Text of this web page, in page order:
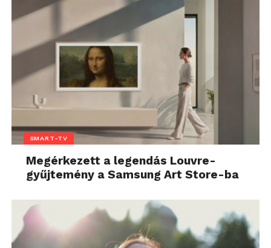
SMART-TV
Megérkezett a legendás Louvre-
gyűjtemény a Samsung Art Store-ba